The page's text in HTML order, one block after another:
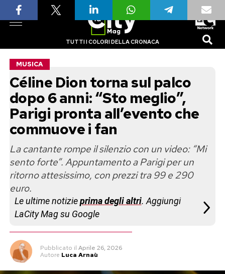
TUTTI I COLORI DELLA CRONACA
MUSICA
Céline Dion torna sul palco
dopo 6 anni: “Sto meglio”,
Parigi pronta all’evento che
commuove i fan
La cantante rompe il silenzio con un video: “Mi
sento forte”. Appuntamento a Parigi per un
ritorno attesissimo, con prezzi tra 99 e 290
euro.
Le ultime notizieprima degli altri. Aggiungi
LaCity Mag su Google
Pubblicato il Aprile 26, 2026
Autore Luca Arnaù